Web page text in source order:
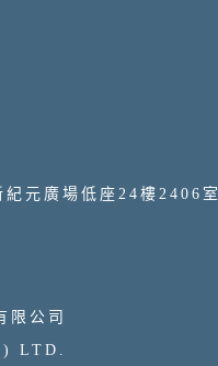
元廣場低座24樓2406室
限公司
LTD.